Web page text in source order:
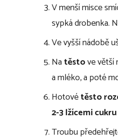
V menší misce
sypká drobenka.
Ve vyšší nádobě
Natěstove větší
a mléko, a poté
Hotovétěsto
2-3 lžícemi cukru
Troubu